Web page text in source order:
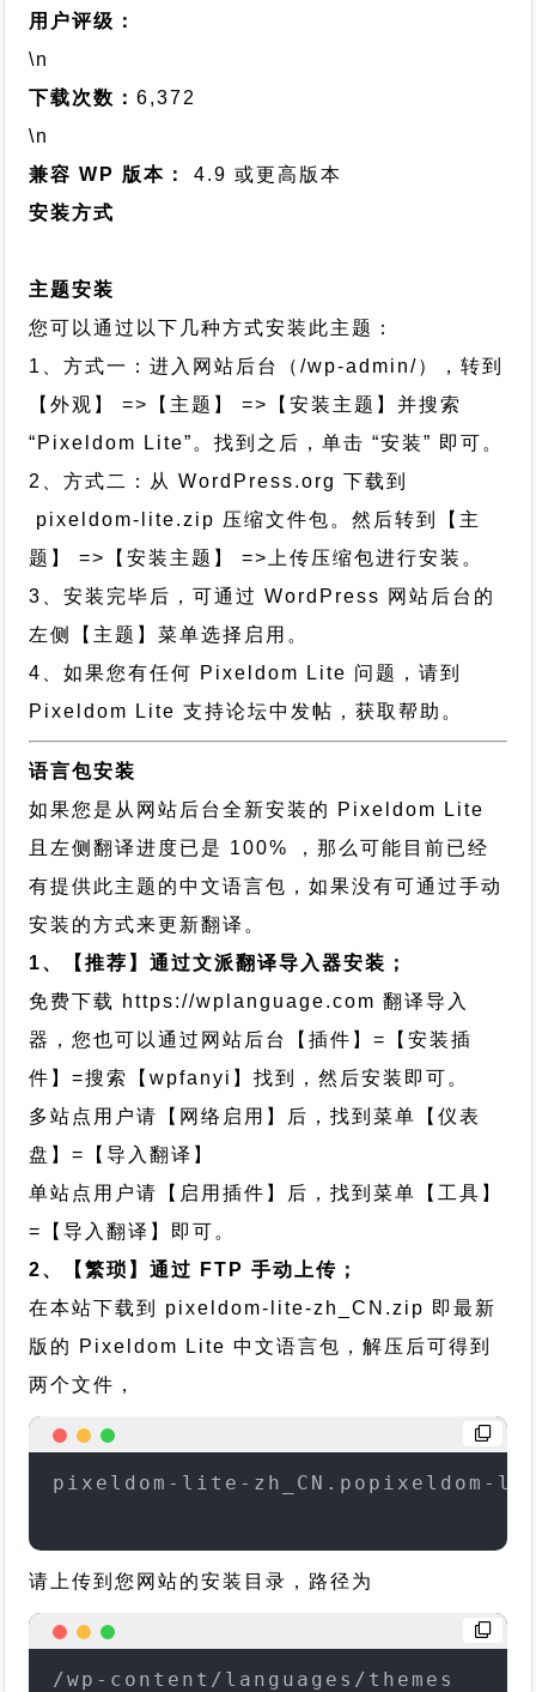
用户评级：
\n
下载次数：6,372
\n
兼容 WP 版本：
4.9 或更高版本
安装方式
主题安装
您可以通过以下几种方式安装此主题：
1、方式一：进入网站后台（/wp-admin/），转到
【外观】 =>【主题】 =>【安装主题】并搜索
“Pixeldom Lite”。找到之后，单击 “安装” 即可。
2、方式二：从 WordPress.org 下载到
pixeldom-lite.zip 压缩文件包。然后转到【主
题】 =>【安装主题】 =>上传压缩包进行安装。
3、安装完毕后，可通过 WordPress 网站后台的
左侧【主题】菜单选择启用。
4、如果您有任何 Pixeldom Lite 问题，请到
Pixeldom Lite 支持论坛中发帖，获取帮助。
语言包安装
如果您是从网站后台全新安装的 Pixeldom Lite
且左侧翻译进度已是 100% ，那么可能目前已经
有提供此主题的中文语言包，如果没有可通过手动
安装的方式来更新翻译。
1、【推荐】通过文派翻译导入器安装；
免费下载 https://wplanguage.com 翻译导入
器，您也可以通过网站后台【插件】=【安装插
件】=搜索【wpfanyi】找到，然后安装即可。
多站点用户请【网络启用】后，找到菜单【仪表
盘】=【导入翻译】
单站点用户请【启用插件】后，找到菜单【工具】
=【导入翻译】即可。
2、【繁琐】通过 FTP 手动上传；
在本站下载到 pixeldom-lite-zh_CN.zip 即最新
版的 Pixeldom Lite 中文语言包，解压后可得到
两个文件，
pixeldom-lite-zh_CN.popixeldom-
请上传到您网站的安装目录，路径为
/wp-content/languages/themes